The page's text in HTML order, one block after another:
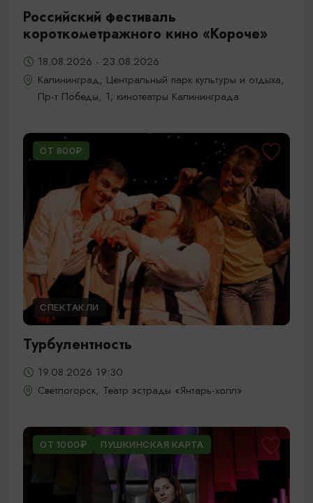
Российский фестиваль
короткометражного кино «Короче»
18.08.2026 - 23.08.2026
Калининград, Центральный парк культуры и отдыха,
Пр-т Победы, 1; кинотеатры Калининграда
ОТ 800₽
СПЕКТАКЛИ
Турбулентность
19.08.2026 19:30
Светлогорск, Театр эстрады «Янтарь-холл»
ОТ 1000₽ ПУШКИНСКАЯ КАРТА